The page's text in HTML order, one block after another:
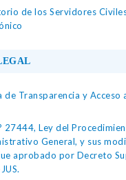
de los Servidores
de Transparencia y Acceso
27444, Ley del
General, y sus
aprobado por Decreto